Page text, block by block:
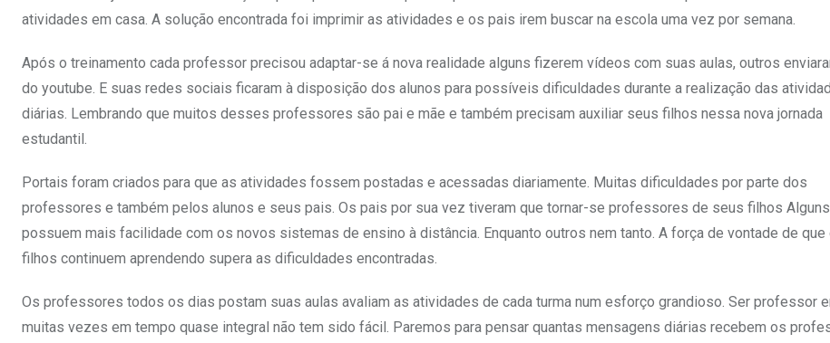
atividades em casa. A solução encontrada foi imprimir as atividades e os pais irem buscar na escola uma vez por semana.
Após o treinamento cada professor precisou adaptar-se á nova realidade alguns fizerem vídeos com suas aulas, outros
do youtube. E suas redes sociais ficaram à disposição dos alunos para possíveis dificuldades durante a realização das
diárias. Lembrando que muitos desses professores são pai e mãe e também precisam auxiliar seus filhos nessa nova jornada
estudantil.
Portais foram criados para que as atividades fossem postadas e acessadas diariamente. Muitas dificuldades por parte dos
professores e também pelos alunos e seus pais. Os pais por sua vez tiveram que tornar-se professores de seus filhos
possuem mais facilidade com os novos sistemas de ensino à distância. Enquanto outros nem tanto. A força de vontade de que
filhos continuem aprendendo supera as dificuldades encontradas.
Os professores todos os dias postam suas aulas avaliam as atividades de cada turma num esforço grandioso. Ser professor
muitas vezes em tempo quase integral não tem sido fácil. Paremos para pensar quantas mensagens diárias recebem os